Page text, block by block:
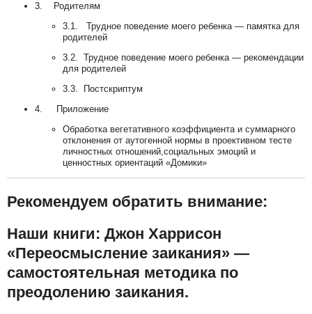
3. Родителям
3.1. Трудное поведение моего ребенка — памятка для
родителей
3.2. Трудное поведение моего ребенка — рекомендации
для родителей
3.3. Постскриптум
4. Приложение
Обработка вегетативного коэффициента и суммарного
отклонения от аутогенной нормы в проективном тесте
личностных отношений,социальных эмоций и
ценностных ориентаций «Домики»
Рекомендуем обратить внимание:
Наши книги: Джон Харрисон
«Переосмысление заикания» —
самостоятельная методика по
преодолению заикания.